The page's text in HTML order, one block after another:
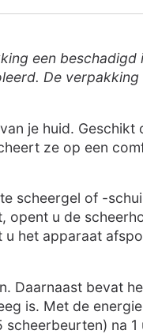
een
De
je huid. Geschikt
ze op een
scheergel of -
opent u de
het apparaat
Daarnaast bevat
is. Met de
na 1